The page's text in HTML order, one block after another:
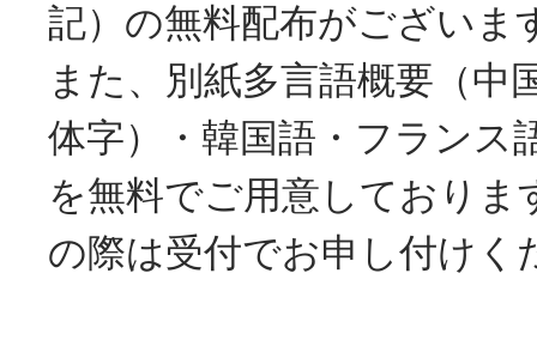
記）の無料配布がございま
また、別紙多言語概要（中
体字）・韓国語・フランス
を無料でご用意しておりま
の際は受付でお申し付けく